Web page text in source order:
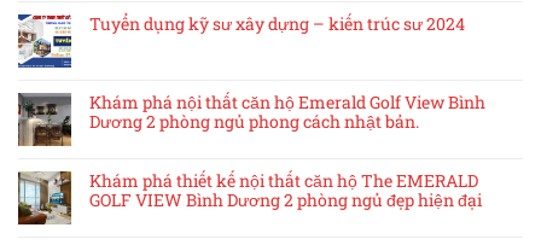
Tuyển dụng kỹ sư xây dựng – kiến trúc sư 2024
Khám phá nội thất căn hộ Emerald Golf View Bình
Dương 2 phòng ngủ phong cách nhật bản.
Khám phá thiết kế nội thất căn hộ The EMERALD
GOLF VIEW Bình Dương 2 phòng ngủ đẹp hiện đại